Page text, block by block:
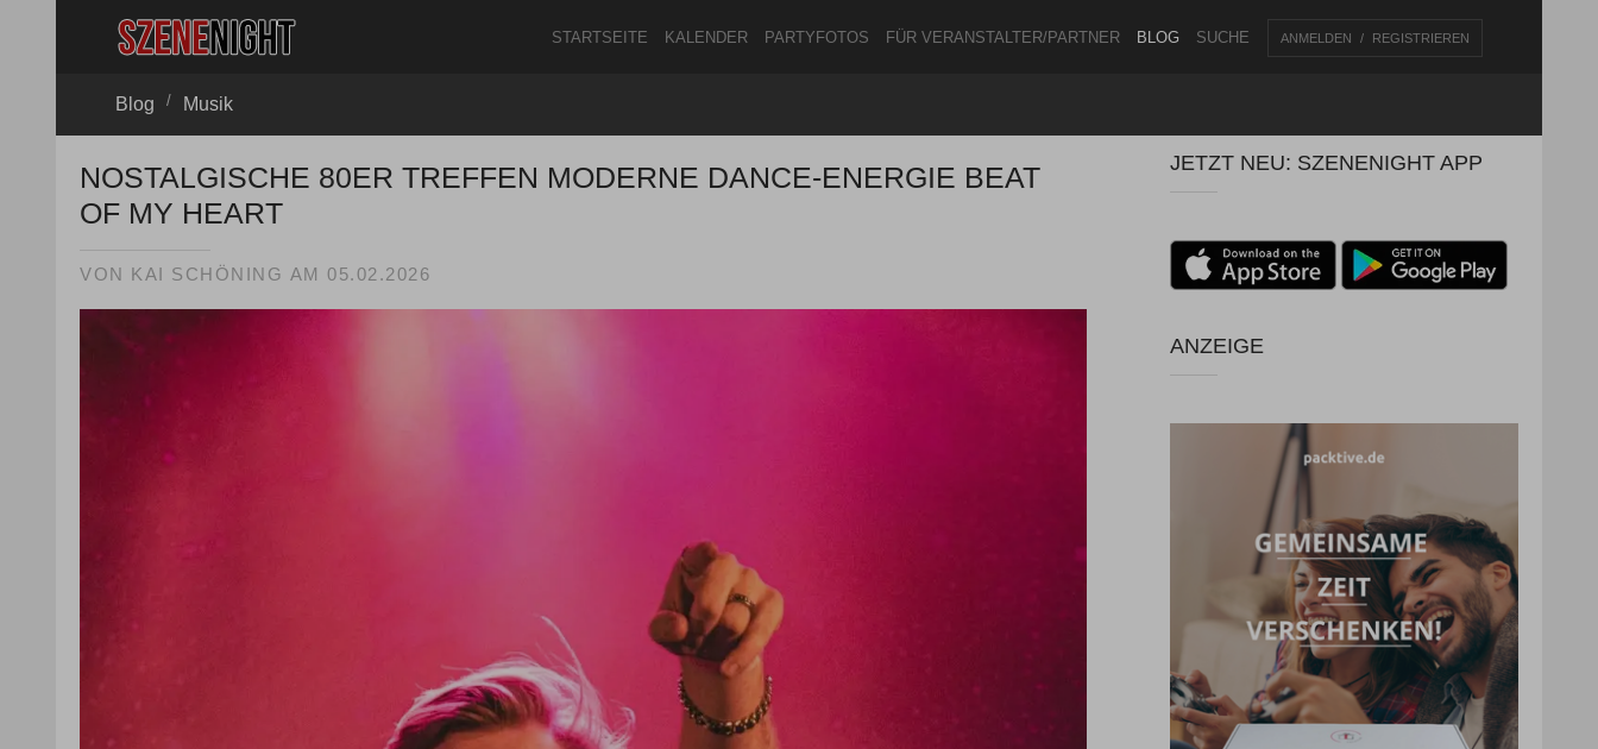
ANMELDEN REGISTRIEREN
STARTSEITE KALENDER PARTYFOTOS FÜR VERANSTALTER/PARTNER BLOG SUCHE
Blog / Musik
NOSTALGISCHE 80ER TREFFEN MODERNE DANCE-ENERGIE BEAT
OF MY HEART
VON KAI SCHÖNING AM 05.02.2026
JETZT NEU: SZENENIGHT APP
ANZEIGE
ANMELDEN
Benutzername vergessen
Passwort vergessen
Anmelden über ein Soziales Netzwerk
Mit Facebook anmelden
Mit Google anmelden